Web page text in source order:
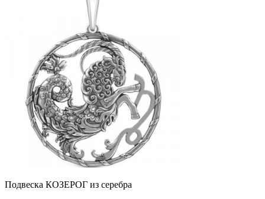
Подвеска КОЗЕРОГ из серебра